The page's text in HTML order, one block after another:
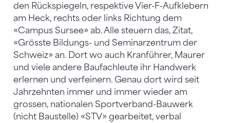
den Rückspiegeln, respektive Vier-F-Aufklebern
am Heck, rechts oder links Richtung dem
«Campus Sursee» ab. Alle steuern das, Zitat,
«Grösste Bildungs- und Seminarzentrum der
Schweiz» an. Dort wo auch Kranführer, Maurer
und viele andere Baufachleute ihr Handwerk
erlernen und verfeinern. Genau dort wird seit
Jahrzehnten immer und immer wieder am
grossen, nationalen Sportverband-Bauwerk
(nicht Baustelle) «STV» gearbeitet, verbal